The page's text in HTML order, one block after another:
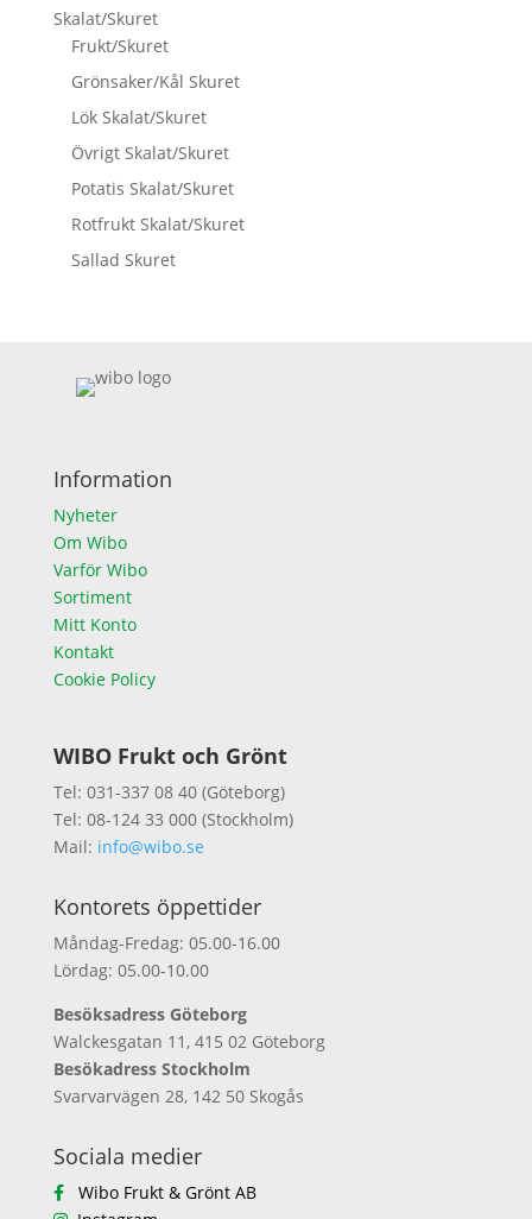
Skalat/Skuret
Frukt/Skuret
Grönsaker/Kål Skuret
Lök Skalat/Skuret
Övrigt Skalat/Skuret
Potatis Skalat/Skuret
Rotfrukt Skalat/Skuret
Sallad Skuret
Information
Nyheter
Om Wibo
Varför Wibo
Sortiment
Mitt Konto
Kontakt
Cookie Policy
WIBO Frukt och Grönt
Tel: 031-337 08 40 (Göteborg)
Tel: 08-124 33 000 (Stockholm)
Mail: info@wibo.se
Kontorets öppettider
Måndag-Fredag: 05.00-16.00
Lördag: 05.00-10.00
Besöksadress Göteborg
Walckesgatan 11, 415 02 Göteborg
Besökadress Stockholm
Svarvarvägen 28, 142 50 Skogås
Sociala medier
Wibo Frukt & Grönt AB